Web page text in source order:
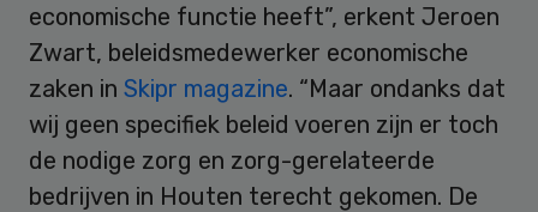
economische functie heeft”, erkent Jeroen
Zwart, beleidsmedewerker economische
zaken in Skipr magazine. “Maar ondanks dat
wij geen specifiek beleid voeren zijn er toch
de nodige zorg en zorg-gerelateerde
bedrijven in Houten terecht gekomen. De